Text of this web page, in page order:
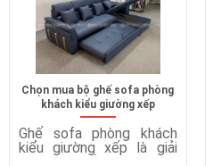
Chọn mua bộ ghế sofa phòng
khách kiểu giường xếp
Ghế sofa phòng khách
kiểu giường xếp là giải